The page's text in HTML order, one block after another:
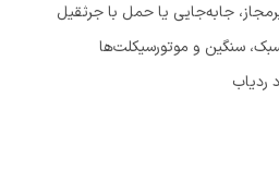
جابه‌جایی یا حمل با جرثقیل
سنگین و موتورسیکلت‌ها